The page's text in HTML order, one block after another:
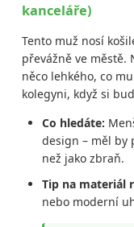
kanceláře)
Tento muž nosí
převážně ve městě.
něco lehkého, co
kolegyni, když si
Co hledáte:
design – měl by
než jako zbraň.
Tip na materiál
nebo moderní